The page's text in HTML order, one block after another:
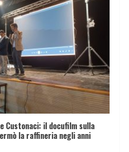
Custonaci: il docufilm sulla
la raffineria negli anni